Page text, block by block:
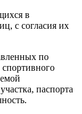
в
с согласия их
по
паспорта